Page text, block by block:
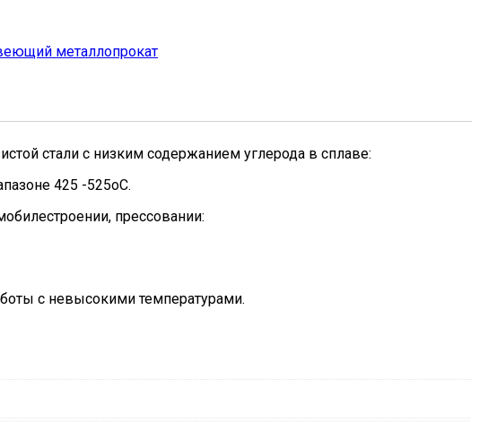
металлопрокат
стали с низким содержанием углерода в сплаве:
425 -525oC.
прессовании:
с невысокими температурами.